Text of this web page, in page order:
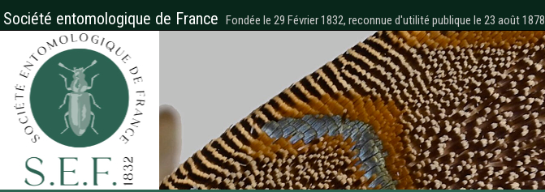
Société entomologique de France Fondée le 29 Février 1832, reconnue d'utilité publique le 23 août 1878